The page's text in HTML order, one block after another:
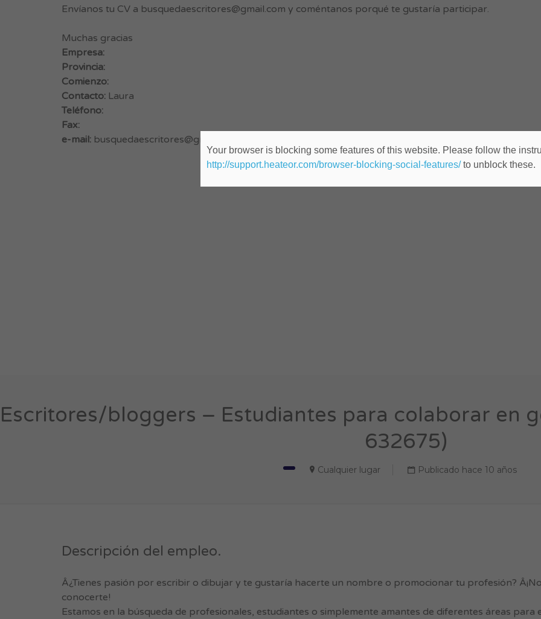
Envíanos tu CV a busquedaescritores@gmail.com y coméntanos porqué te gustaría participar.
Muchas gracias
Empresa:
Provincia:
Comienzo:
Contacto: Laura
Teléfono:
Fax:
e-mail: busquedaescritores@gmail.com
Escritores/bloggers – Estudiantes para colaborar en
632675)
Cualquier lugar Publicado hace 10 años
Descripción del empleo.
Â¿Tienes pasión por escribir o dibujar y te gustaría hacerte un nombre o promocionar tu profesión?
conocerte!
Estamos en la búsqueda de profesionales, estudiantes o simplemente amantes de diferentes áreas para
Your browser is blocking some features of this website. Please follow the
http://support.heateor.com/browser-blocking-social-features/to unblock these.